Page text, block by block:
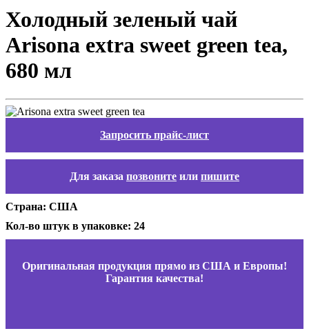
Холодный зеленый чай
Arisona extra sweet green tea,
680 мл
Запросить прайс-лист
Для заказа позвоните или пишите
Страна: США
Кол-во штук в упаковке: 24
Оригинальная продукция прямо из США и Европы!
Гарантия качества!